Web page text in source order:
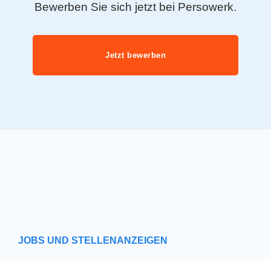
Bewerben Sie sich jetzt bei Persowerk.
Jetzt bewerben
JOBS UND STELLENANZEIGEN